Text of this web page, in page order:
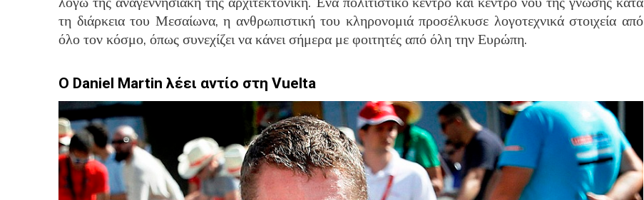
τη διάρκεια του Μεσαίωνα, η ανθρωπιστική του κληρονομιά προσέλκυσε λογοτεχνικά στοιχεία από
όλο τον κόσμο, όπως συνεχίζει να κάνει σήμερα με φοιτητές από όλη την Ευρώπη.
Ο Daniel Martin λέει αντίο στη Vuelta